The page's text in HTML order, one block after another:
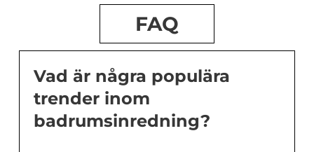
FAQ
Vad är några populära
trender inom
badrumsinredning?